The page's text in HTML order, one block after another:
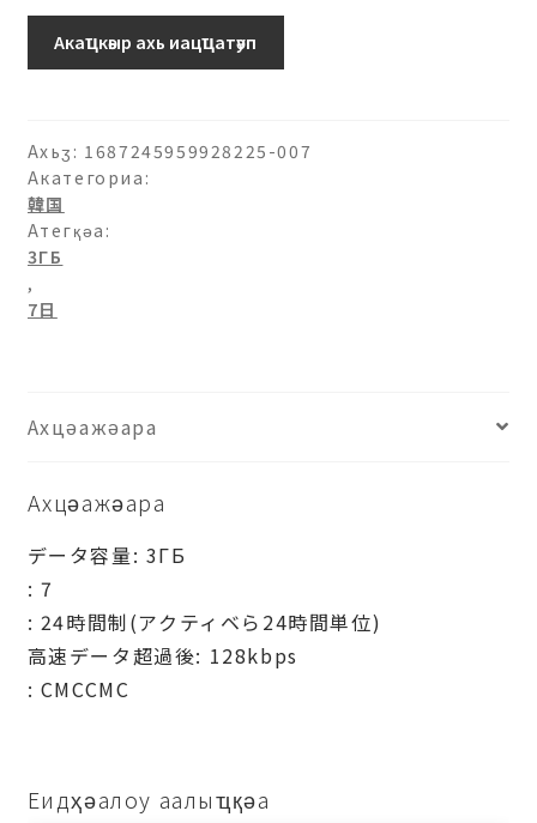
国-3ГБ-7
Акаҵкәыр ахь иацҵатәуп
Ахьӡ: 1687245959928225-007
Акатегориа:
韓国
Атегқәа:
3ГБ
,
7日
Ахцәажәара
Ахцәажәара
データ容量: 3ГБ
: 7
: 24時間制(アクティベら24時間単位)
高速データ超過後: 128kbps
: СМССМС
Еидҳәалоу аалыҵқәа